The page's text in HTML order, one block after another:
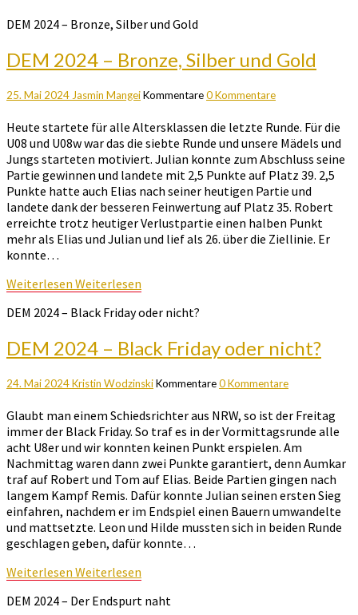
DEM 2024 – Bronze, Silber und Gold
DEM 2024 – Bronze, Silber und Gold
25. Mai 2024 Jasmin MangeiKommentare0 Kommentare
Heute startete für alle Altersklassen die letzte Runde. Für die
U08 und U08w war das die siebte Runde und unsere Mädels und
Jungs starteten motiviert. Julian konnte zum Abschluss seine
Partie gewinnen und landete mit 2,5 Punkte auf Platz 39. 2,5
Punkte hatte auch Elias nach seiner heutigen Partie und
landete dank der besseren Feinwertung auf Platz 35. Robert
erreichte trotz heutiger Verlustpartie einen halben Punkt
mehr als Elias und Julian und lief als 26. über die Ziellinie. Er
konnte…
Weiterlesen Weiterlesen
DEM 2024 – Black Friday oder nicht?
DEM 2024 – Black Friday oder nicht?
24. Mai 2024Kristin WodzinskiKommentare0 Kommentare
Glaubt man einem Schiedsrichter aus NRW, so ist der Freitag
immer der Black Friday. So traf es in der Vormittagsrunde alle
acht U8er und wir konnten keinen Punkt erspielen. Am
Nachmittag waren dann zwei Punkte garantiert, denn Aumkar
traf auf Robert und Tom auf Elias. Beide Partien gingen nach
langem Kampf Remis. Dafür konnte Julian seinen ersten Sieg
einfahren, nachdem er im Endspiel einen Bauern umwandelte
und mattsetzte. Leon und Hilde mussten sich in beiden Runde
geschlagen geben, dafür konnte…
Weiterlesen Weiterlesen
DEM 2024 – Der Endspurt naht